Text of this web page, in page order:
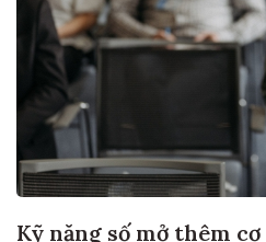
Kỹ năng số mở thêm